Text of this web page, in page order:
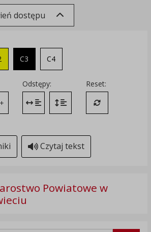
dostępu
domyślny
C3 C4
Odstępy:
Zmień odstęp między literami
Zmień interlinię i margines
Reset:
Przywróć
Czytaj tekst
Powiatowe w